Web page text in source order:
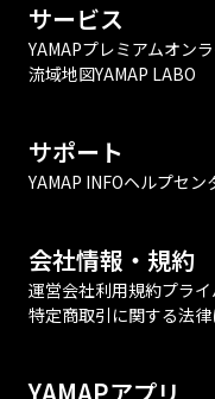
サービス
YAMAPプレミアムオン
流域地図YAMAP LABO
サポート
YAMAP INFOヘルプセン
会社情報・規約
運営会社利用規約プラ
特定商取引に関する法